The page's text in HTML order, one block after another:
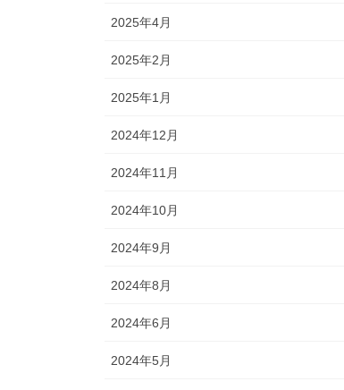
2025年4月
2025年2月
2025年1月
2024年12月
2024年11月
2024年10月
2024年9月
2024年8月
2024年6月
2024年5月